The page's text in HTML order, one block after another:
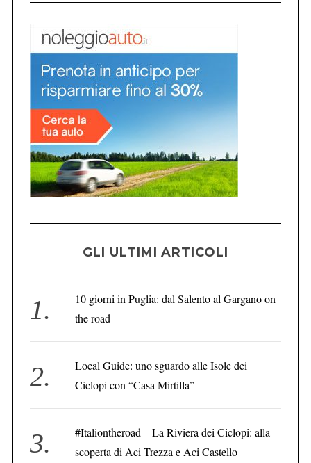
GLI ULTIMI ARTICOLI
10 giorni in Puglia: dal Salento al Gargano on
the road
Local Guide: uno sguardo alle Isole dei
Ciclopi con “Casa Mirtilla”
#Italiontheroad – La Riviera dei Ciclopi: alla
scoperta di Aci Trezza e Aci Castello
r